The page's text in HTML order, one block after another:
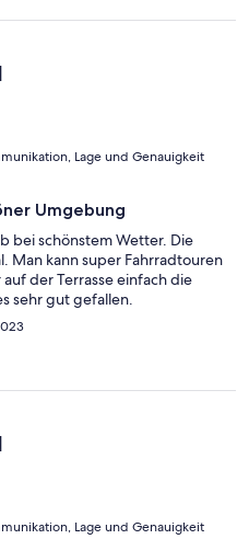
Lage und Genauigkeit
Umgebung
bei schönstem Wetter. Die
Man kann super Fahrradtouren
der Terrasse einfach die
sehr gut gefallen.
Lage und Genauigkeit